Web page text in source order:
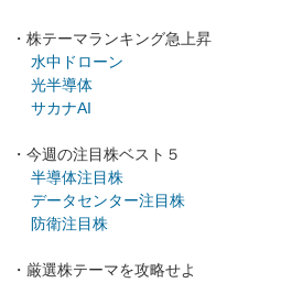
・株テーマランキング急上昇
水中ドローン
光半導体
サカナAI
・今週の注目株ベスト５
半導体注目株
データセンター注目株
防衛注目株
・厳選株テーマを攻略せよ